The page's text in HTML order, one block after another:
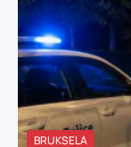
BRUKSELA